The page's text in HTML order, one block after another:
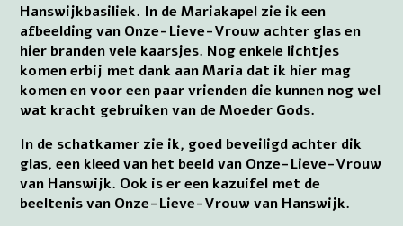
Hanswijkbasiliek. In de Mariakapel zie ik een
afbeelding van Onze-Lieve-Vrouw achter glas en
hier branden vele kaarsjes. Nog enkele lichtjes
komen erbij met dank aan Maria dat ik hier mag
komen en voor een paar vrienden die kunnen nog wel
wat kracht gebruiken van de Moeder Gods.
In de schatkamer zie ik, goed beveiligd achter dik
glas, een kleed van het beeld van Onze-Lieve-Vrouw
van Hanswijk. Ook is er een kazuifel met de
beeltenis van Onze-Lieve-Vrouw van Hanswijk.